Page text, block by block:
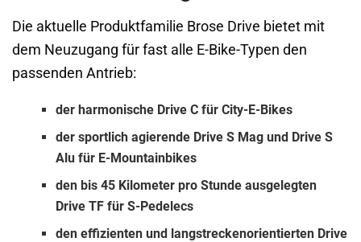
Die aktuelle Produktfamilie Brose Drive bietet mit
dem Neuzugang für fast alle E-Bike-Typen den
passenden Antrieb:
der harmonische Drive C für City-E-Bikes
der sportlich agierende Drive S Magund Drive S
Alufür E-Mountainbikes
den bis 45 Kilometer pro Stunde ausgelegten
Drive TF für S-Pedelecs
den effizienten und langstreckenorientierten Drive